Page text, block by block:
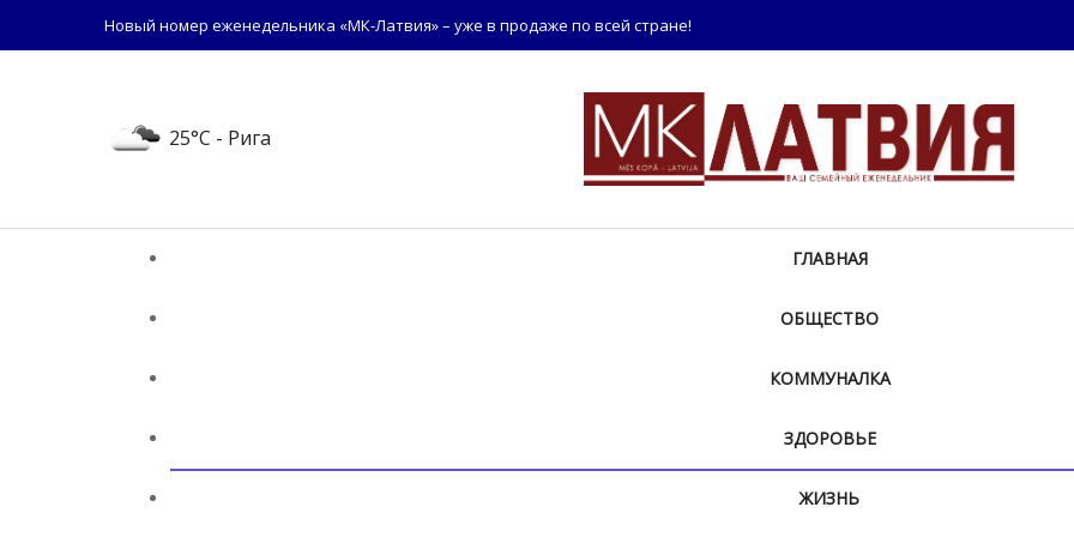
Новый номер еженедельника «МК-Латвия» – уже в продаже по всей стране!
25°C - Рига
ГЛАВНАЯ
ОБЩЕСТВО
КОММУНАЛКА
ЗДОРОВЬЕ
ЖИЗНЬ